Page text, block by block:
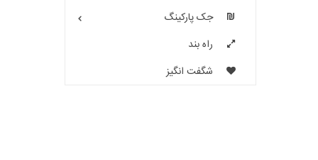
جک پارکینگ
راه بند
شگفت انگیز